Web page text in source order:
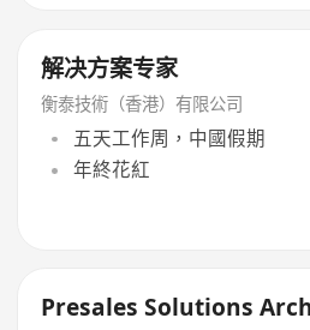
解决方案专家
衡泰技術（香港）有限公司
五天工作周，中國假期
年終花紅
Presales Solutions